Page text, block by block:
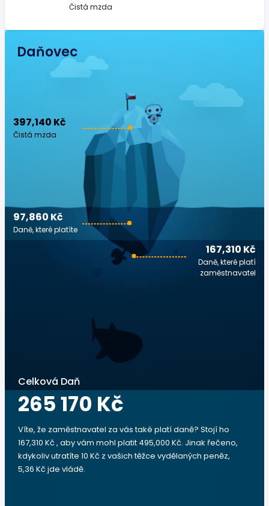
Čistá mzda
Daňovec
397,140 Kč
Čistá mzda
167,310 Kč
Daně, které platí
zaměstnavatel
97,860 Kč
Daně, které platíte
Celková Daň
265 170 Kč
Víte, že zaměstnavatel za vás také platí daně? Stojí ho
167,310 Kč , aby vám mohl platit 495,000 Kč. Jinak řečeno,
kdykoliv utratíte 10 Kč z vašich těžce vydělaných peněz,
5,36 Kč jde vládě.